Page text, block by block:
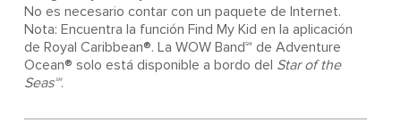
No es necesario contar con un paquete de Internet.
Nota: Encuentra la función Find My Kid en la aplicación
de Royal Caribbean®. La WOW Band℠ de Adventure
Ocean® solo está disponible a bordo del Star of the
Seas℠.